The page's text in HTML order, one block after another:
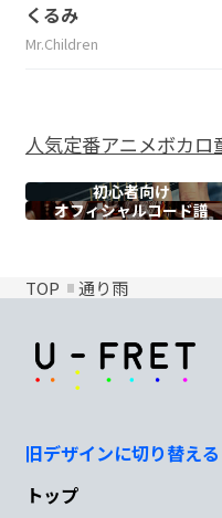
くるみ
Mr.Children
人気定番アニメボカロ
初心者向け
オフィシャルコード譜
TOP 通り雨
旧デザインに切り替える
トップ